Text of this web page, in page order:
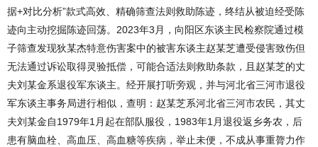
据+对比分析”款式高效、精确筛查法则救助陈迹，终结从被迫经受陈
迹向主动挖掘陈迹回荡。2023年3月，向阳区东谈主民检察院通过模
子筛查发现狄某杰特意伤害案中的被害东谈主赵某芝遭受侵害致伤但
无法通过诉讼取得灵验抵偿，可能合适法则救助条款，且赵某芝的丈
夫刘某金系退役军东谈主。经开展打听旁观，并与河北省三河市退役
军东谈主事务局进行相似，查明：赵某芝系河北省三河市农民，其丈
夫刘某金自1979年1月起在部队服役，1983年1月退役返乡务农，后
患有脑血栓、高血压、高血糖等疾病，举止未便，不成从事重膂力作